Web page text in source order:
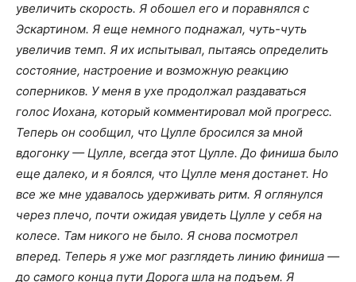
увеличить скорость. Я обошел его и поравнялся с
Эскартином. Я еще немного поднажал, чуть-чуть
увеличив темп. Я их испытывал, пытаясь определить
состояние, настроение и возможную реакцию
соперников. У меня в ухе продолжал раздаваться
голос Иохана, который комментировал мой прогресс.
Теперь он сообщил, что Цулле бросился за мной
вдогонку — Цулле, всегда этот Цулле. До финиша было
еще далеко, и я боялся, что Цулле меня достанет. Но
все же мне удавалось удерживать ритм. Я оглянулся
через плечо, почти ожидая увидеть Цулле у себя на
колесе. Там никого не было. Я снова посмотрел
вперед. Теперь я уже мог разглядеть линию финиша —
до самого конца пути Дорога шла на подъем. Я